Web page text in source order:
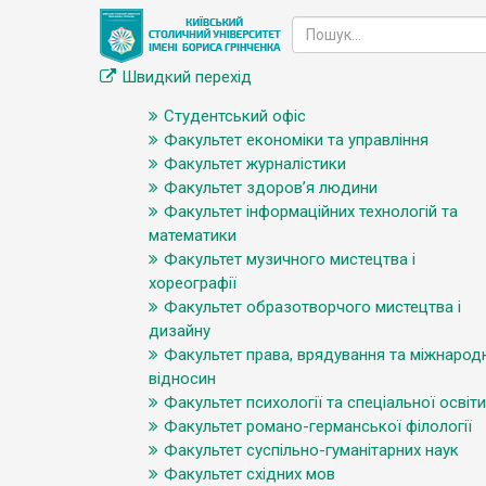
Швидкий перехід
Студентський офіс
Факультет економіки та управління
Факультет журналістики
Факультет здоров’я людини
Факультет інформаційних технологій та
математики
Факультет музичного мистецтва і
хореографії
Факультет образотворчого мистецтва і
дизайну
Факультет права, врядування та
відносин
Факультет психології та спеціальної освіти
Факультет романо-германської філології
Факультет суспільно-гуманітарних наук
Факультет східних мов